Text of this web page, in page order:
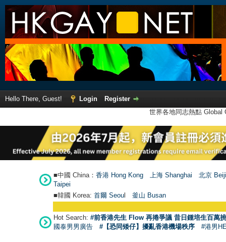
Hello There, Guest! Login
Register
世界各地同志熱點
■中國 China： 香港 Hong Kong 上海 Shanghai
北京
Taipei
■韓國 Korea: 首爾 Seoul 釜山 Busan
Hot Search: #前香港先生 Flow 再捲爭議 昔日鍾培生百萬
國泰男男廣告
#【恐同矮仔】擾亂香港機場秩序 #港男